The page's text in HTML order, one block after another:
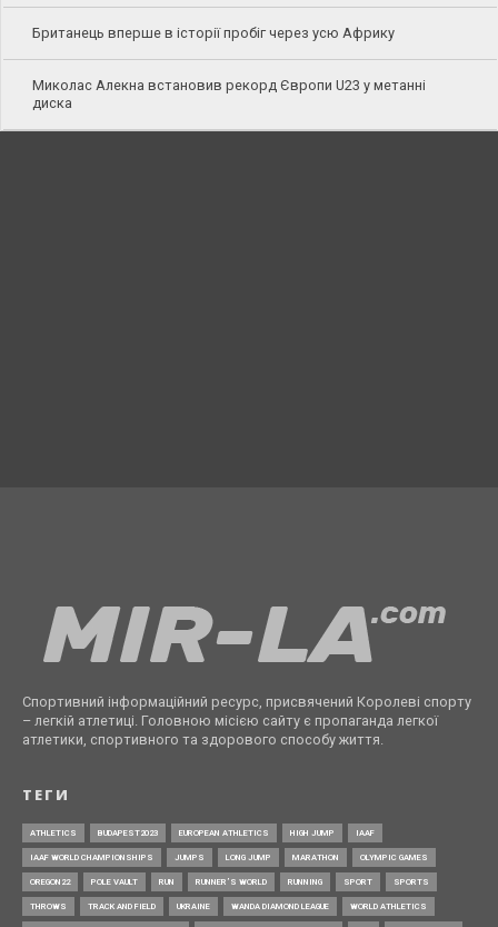
Британець вперше в історії пробіг через усю Африку
Миколас Алекна встановив рекорд Європи U23 у метанні
диска
Спортивний інформаційний ресурс, присвячений Королеві спорту
– легкій атлетиці. Головною місією сайту є пропаганда легкої
атлетики, спортивного та здорового способу життя.
ТЕГИ
ATHLETICS BUDAPEST2023 EUROPEAN ATHLETICS HIGH JUMP IAAF
IAAF WORLD CHAMPIONSHIPS JUMPS LONG JUMP MARATHON OLYMPIC GAMES
OREGON22 POLE VAULT RUN RUNNER’S WORLD RUNNING SPORT SPORTS
THROWS TRACK AND FIELD UKRAINE WANDA DIAMOND LEAGUE WORLD ATHLETICS